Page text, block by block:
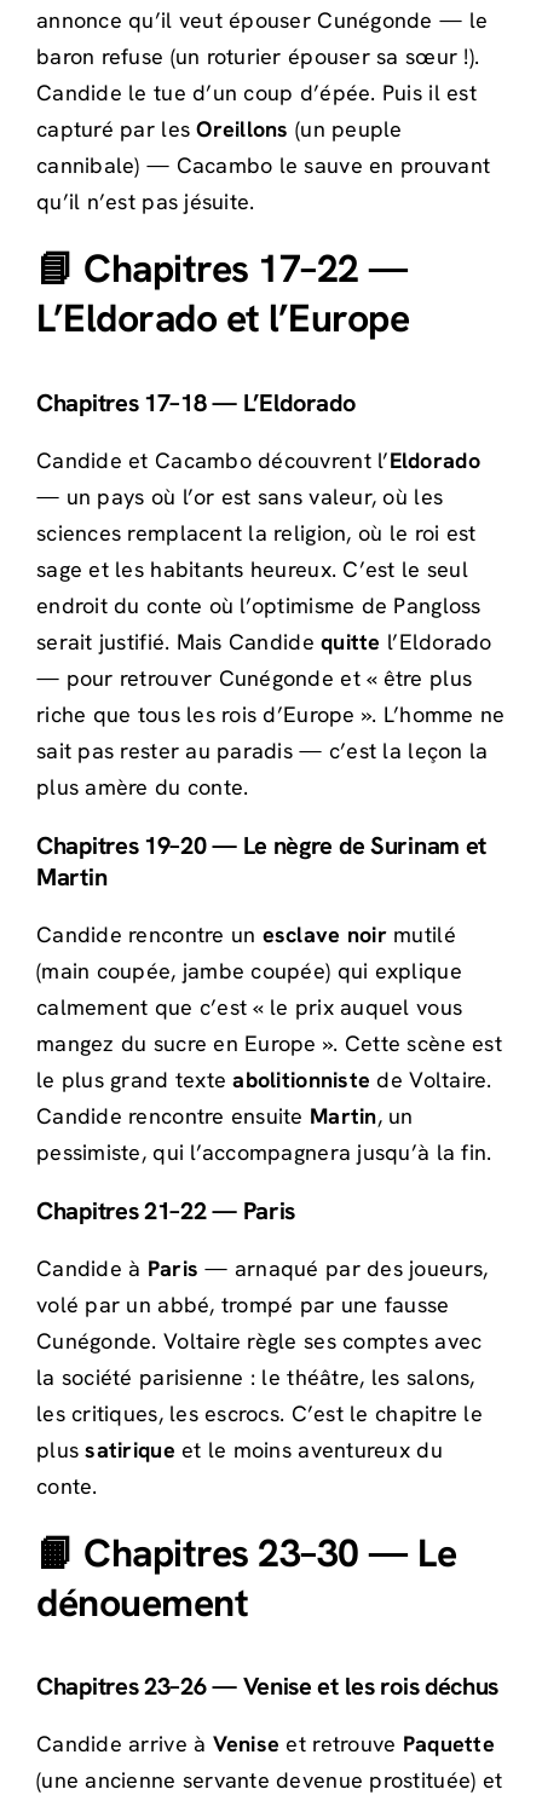
annonce qu’il veut épouser Cunégonde — le
baron refuse (un roturier épouser sa sœur !).
Candide le tue d’un coup d’épée. Puis il est
capturé par lesOreillons (un peuple
cannibale) — Cacambo le sauve en prouvant
qu’il n’est pas jésuite.
📘 Chapitres 17–22 —
L’Eldorado et l’Europe
Chapitres 17–18 — L’Eldorado
Candide et Cacambo découvrent l’Eldorado
— un pays où l’or est sans valeur, où les
sciences remplacent la religion, où le roi est
sage et les habitants heureux. C’est le seul
endroit du conte où l’optimisme de Pangloss
serait justifié. Mais Candidequitte l’Eldorado
— pour retrouver Cunégonde et « être plus
riche que tous les rois d’Europe ». L’homme ne
sait pas rester au paradis — c’est la leçon la
plus amère du conte.
Chapitres 19–20 — Le nègre de Surinam et
Martin
Candide rencontre un esclave noirmutilé
(main coupée, jambe coupée) qui explique
calmement que c’est « le prix auquel vous
mangez du sucre en Europe ». Cette scène est
le plus grand texteabolitionniste de Voltaire.
Candide rencontre ensuite Martin, un
pessimiste, qui l’accompagnera jusqu’à la fin.
Chapitres 21–22 — Paris
Candide à Paris — arnaqué par des joueurs,
volé par un abbé, trompé par une fausse
Cunégonde. Voltaire règle ses comptes avec
la société parisienne : le théâtre, les salons,
les critiques, les escrocs. C’est le chapitre le
plussatirique et le moins aventureux du
conte.
📙 Chapitres 23–30 — Le
dénouement
Chapitres 23–26 — Venise et les rois déchus
Candide arrive à Venise et retrouve Paquette
(une ancienne servante devenue prostituée) et